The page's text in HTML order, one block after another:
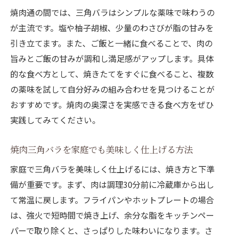
焼肉通の間では、三角バラはシンプルな薬味で味わうの
が主流です。塩や柚子胡椒、少量のわさびが脂の甘みを
引き立てます。また、ご飯と一緒に食べることで、肉の
旨みとご飯の甘みが調和し満足感がアップします。具体
的な食べ方として、焼きたてをすぐに食べること、複数
の薬味を試して自分好みの組み合わせを見つけることが
おすすめです。焼肉の奥深さを実感できる食べ方をぜひ
実践してみてください。
焼肉三角バラを家庭でも美味しく仕上げる方法
家庭で三角バラを美味しく仕上げるには、焼き方と下準
備が重要です。まず、肉は調理30分前に冷蔵庫から出し
て常温に戻します。フライパンやホットプレートの場合
は、強火で短時間で焼き上げ、余分な脂をキッチンペー
パーで取り除くと、さっぱりした味わいになります。さ